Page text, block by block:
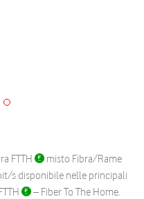
FTTH
misto Fibra/Rame
s disponibile nelle principali
– Fiber To The Home.